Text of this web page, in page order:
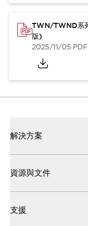
TWN/TWND系
版)
2025/11/05.PDF
解決方案
資源與文件
支援